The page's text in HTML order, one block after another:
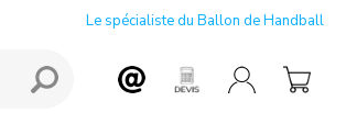
Le spécialiste du Ballon de Handball